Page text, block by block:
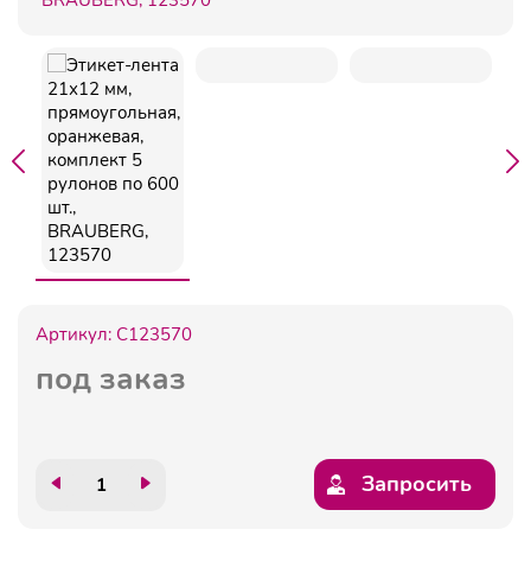
Артикул: C123570
под заказ
Запросить